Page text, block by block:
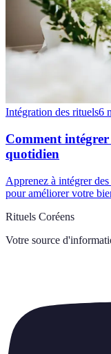
Intégration des rituels6
Comment intégrer
quotidien
Apprenez à intégrer
pour améliorer votre
Rituels Coréens
Votre source